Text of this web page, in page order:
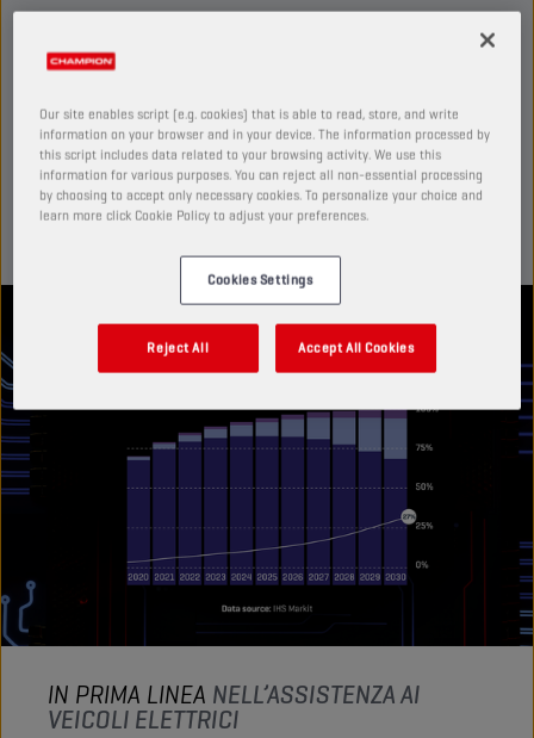
opportunità nel mondo dell’automobile. Questi veicoli
richiedono fluidi specializzati per garantire prestazioni
ottimali, durata e affidabilità. La gamma E-PULSE di
Champion è progettata per rispondere a queste esigenze in
modo diretto, offrendo soluzioni avanzate che vi aiutano a
restare un passo avanti e a promuovere l’adozione di veicoli
elettrici ad alte prestazioni.
IN PRIMA LINEA NELL’ASSISTENZA AI
VEICOLI ELETTRICI
Our site enables script (e.g. cookies) that is able to read, store, and write
information on your browser and in your device. The information processed by
this script includes data related to your browsing activity. We use this
information for various purposes. You can reject all non-essential processing
by choosing to accept only necessary cookies. To personalize your choice and
learn more click Cookie Policy to adjust your preferences.
Cookies Settings
Reject All Accept All Cookies